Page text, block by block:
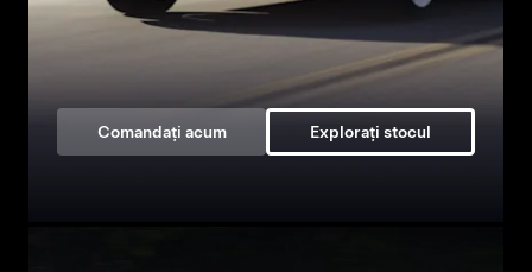
Comandați acum Explorați stocul